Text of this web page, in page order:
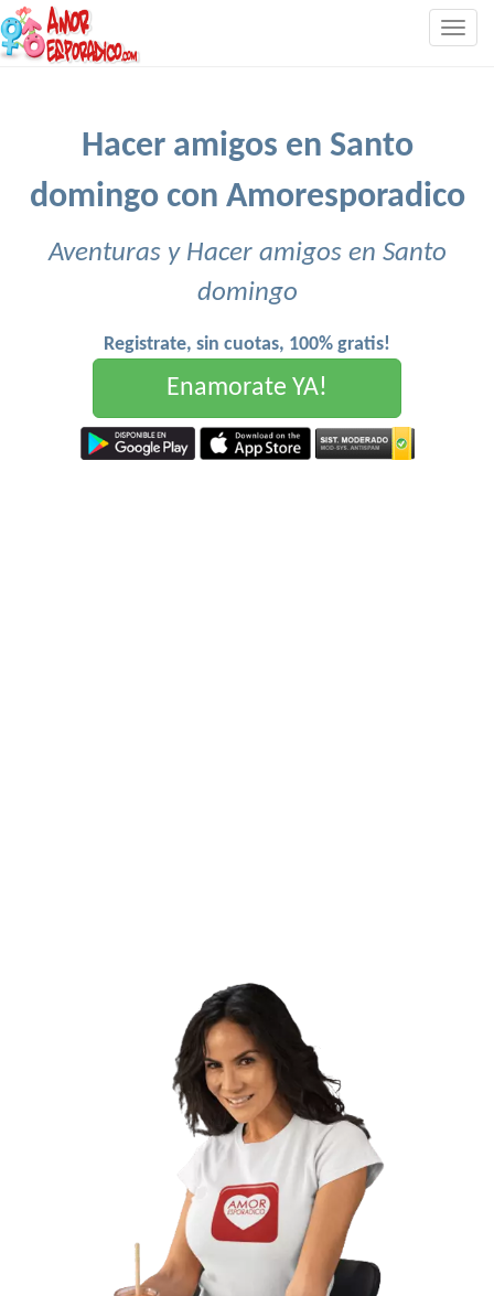
Hacer amigos en Santo
domingo con Amoresporadico
Aventuras y Hacer amigos en Santo
domingo
Registrate, sin cuotas, 100% gratis!
Enamorate YA!